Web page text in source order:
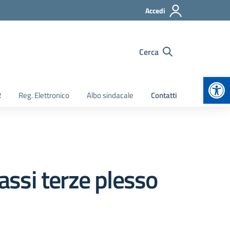
Accedi
Cerca
Reg. Elettronico Albo sindacale Contatti
terze plesso